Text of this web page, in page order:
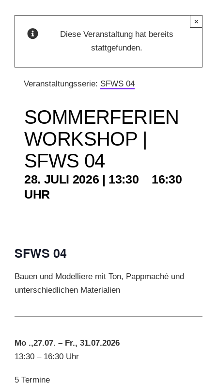
SUCHE
Diese Veranstaltung hat bereits
stattgefunden.
×
Veranstaltungsserie: SFWS 04
SOMMERFERIEN
WORKSHOP |
SFWS 04
28. JULI 2026 | 13:30 16:30
SFWS 04
Bauen und Modelliere mit Ton, Pappmaché und
unterschiedlichen Materialien
Mo .,27.07. – Fr., 31.07.2026
13:30 – 16:30 Uhr
5 Termine